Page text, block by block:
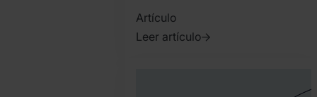
Artículo
Leer artículo